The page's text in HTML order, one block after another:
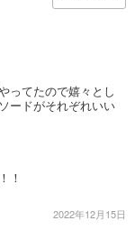
ってたので嬉々とし
ードがそれぞれいい
！
2022年12月15日